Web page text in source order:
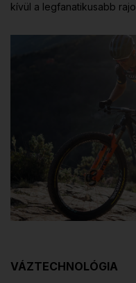
kívül a legfanatikusabb
VÁZTECHNOLÓGIA